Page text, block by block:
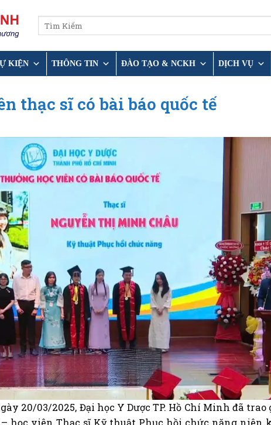
KIỆN THÔNG TIN ĐÀO TẠO & NCKH DỊCH VỤ
thạc sĩ có bài báo quốc tế
20/03/2025, Đại học Y Dược TP. Hồ Chí Minh đã
học viên Thạc sĩ Kỹ thuật Phục hồi chức năng niên